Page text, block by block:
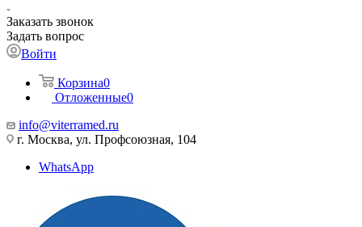
Заказать звонок
Задать вопрос
Войти
Корзина0
Отложенные0
info@viterramed.ru
г. Москва, ул. Профсоюзная, 104
WhatsApp